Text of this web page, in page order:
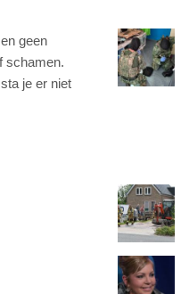
geen
schamen.
je er niet